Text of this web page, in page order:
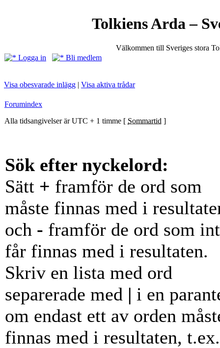
Tolkiens Arda –
Välkommen till Sveriges stora
Logga in
Bli medlem
Visa obesvarade inlägg | Visa aktiva trådar
Forumindex
Alla tidsangivelser är UTC + 1 timme [ Sommartid ]
Sök efter nyckelord:
Sätt + framför de ord som
måste finnas med i
och - framför de ord som
får finnas med i resultaten.
Skriv en lista med ord
separerade med | i en
om endast ett av orden
finnas med i resultaten, t.ex.